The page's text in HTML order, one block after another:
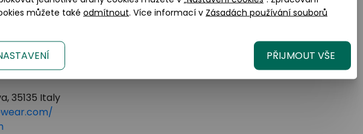
35135 Italy
můžete také odmítnout. Více informací v Zásadách používání souborů
PŘIJMOUT VŠE